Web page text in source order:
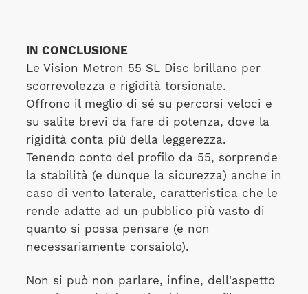
IN CONCLUSIONE
Le Vision Metron 55 SL Disc brillano per
scorrevolezza e rigidità torsionale.
Offrono il meglio di sé su percorsi veloci e
su salite brevi da fare di potenza, dove la
rigidità conta più della leggerezza.
Tenendo conto del profilo da 55, sorprende
la stabilità (e dunque la sicurezza) anche in
caso di vento laterale, caratteristica che le
rende adatte ad un pubblico più vasto di
quanto si possa pensare (e non
necessariamente corsaiolo).
Non si può non parlare, infine, dell'aspetto